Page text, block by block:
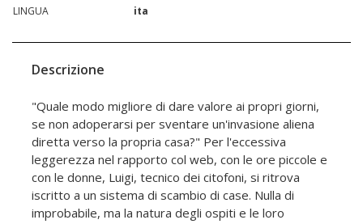
LINGUA
ita
Descrizione
"Quale modo migliore di dare valore ai propri giorni,
se non adoperarsi per sventare un'invasione aliena
diretta verso la propria casa?" Per l'eccessiva
leggerezza nel rapporto col web, con le ore piccole e
con le donne, Luigi, tecnico dei citofoni, si ritrova
iscritto a un sistema di scambio di case. Nulla di
improbabile, ma la natura degli ospiti e le loro